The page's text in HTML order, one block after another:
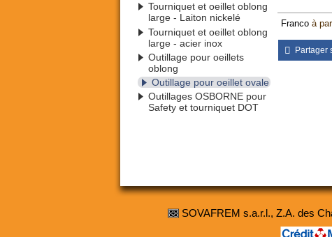
Tourniquet et oeillet oblong
large - Laiton nickelé
Tourniquet et oeillet oblong
large - acier inox
Outillage pour oeillets
oblong
Outillage pour oeillet ovale
Outillages OSBORNE pour
Safety et tourniquet DOT
Franco à
Partager
SOVAFREM s.a.r.l., Z.A. des